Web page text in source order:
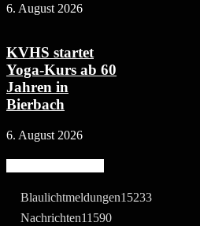
6. August 2026
KVHS startet
Yoga-Kurs ab 60
Jahren in
Bierbach
6. August 2026
Blaulichtmeldungen15233
Nachrichten11590